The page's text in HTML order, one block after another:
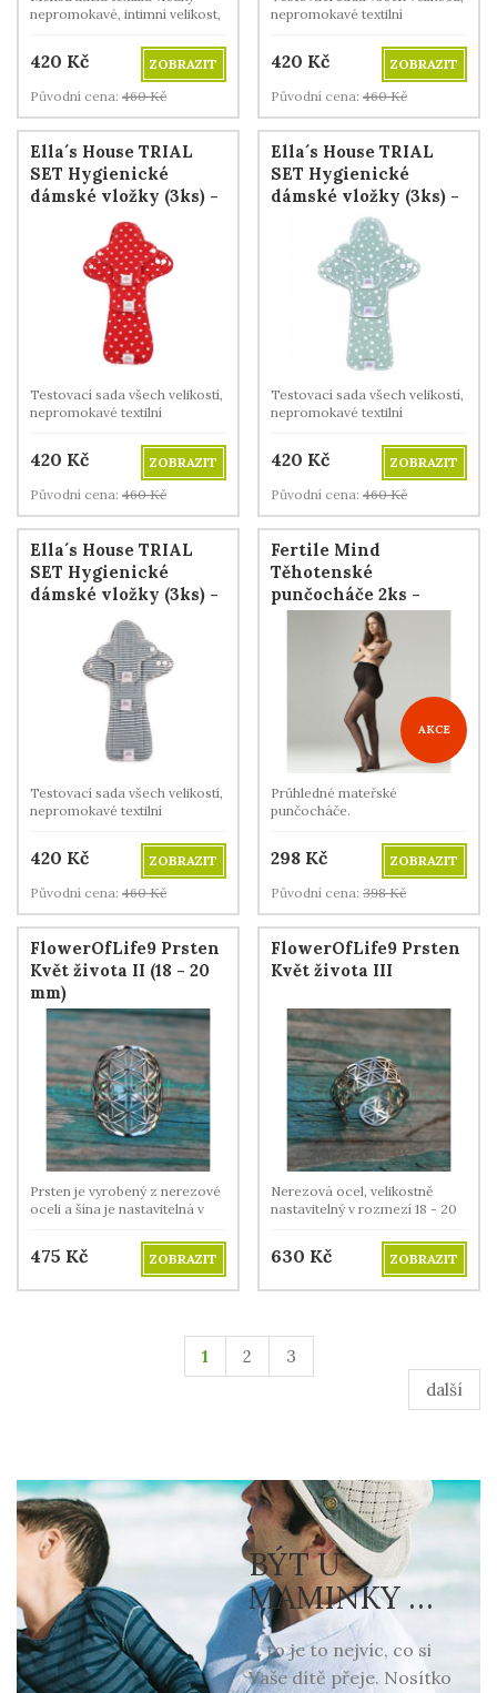
nepromokavé, intimní velikost,
420 Kč
ZOBRAZIT
Původní cena: 460 Kč
nepromokavé textilní
420 Kč
ZOBRAZIT
Původní cena: 460 Kč
Ella´s House TRIAL
SET Hygienické
dámské vložky (3ks) -
Hearts Red
Testovací sada všech velikostí,
nepromokavé textilní
420 Kč
ZOBRAZIT
Původní cena: 460 Kč
Ella´s House TRIAL
SET Hygienické
dámské vložky (3ks) -
Stars Cloud Blue
Testovací sada všech velikostí,
nepromokavé textilní
420 Kč
ZOBRAZIT
Původní cena: 460 Kč
Ella´s House TRIAL
SET Hygienické
dámské vložky (3ks) -
Stripes Blue
Testovací sada všech velikostí,
nepromokavé textilní
420 Kč
ZOBRAZIT
Původní cena: 460 Kč
Fertile Mind
Těhotenské
punčocháče 2ks -
průhledné černé
AKCE
Průhledné mateřské
punčocháče.
298 Kč
ZOBRAZIT
Původní cena: 398 Kč
FlowerOfLife9 Prsten
Květ života II (18 - 20
mm)
Prsten je vyrobený z nerezové
oceli a šína je nastavitelná v
475 Kč ZOBRAZIT
FlowerOfLife9 Prsten
Květ života III
Nerezová ocel, velikostně
nastavitelný v rozmezí 18 - 20
630 Kč ZOBRAZIT
1 2
3
další
BÝT U
MAMINKY …
… to je to nejvíc, co si
Vaše dítě přeje. Nosítko